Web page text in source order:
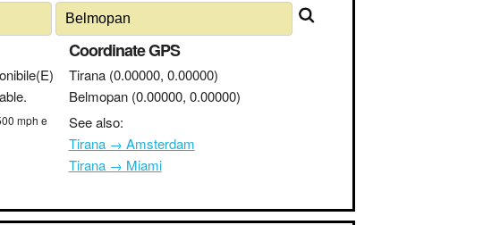
mph e
Coordinate GPS
Tirana (0.00000, 0.00000)
Belmopan (0.00000, 0.00000)
See also:
Tirana → Amsterdam
Tirana → Miami